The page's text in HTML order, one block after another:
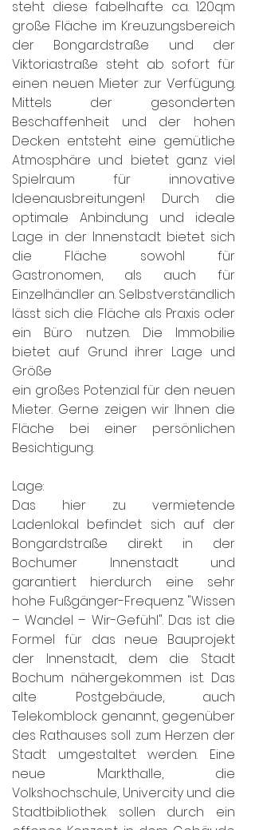
steht diese fabelhafte ca. 120qm
große Fläche im Kreuzungsbereich
der Bongardstraße und der
Viktoriastraße steht ab sofort für
einen neuen Mieter zur Verfügung.
Mittels der gesonderten
Beschaffenheit und der hohen
Decken entsteht eine gemütliche
Atmosphäre und bietet ganz viel
Spielraum für innovative
Ideenausbreitungen! Durch die
optimale Anbindung und ideale
Lage in der Innenstadt bietet sich
die Fläche sowohl für
Gastronomen, als auch für
Einzelhändler an. Selbstverständlich
lässt sich die Fläche als Praxis oder
ein Büro nutzen. Die Immobilie
bietet auf Grund ihrer Lage und
Größe
ein großes Potenzial für den neuen
Mieter. Gerne zeigen wir Ihnen die
Fläche bei einer persönlichen
Besichtigung.
Lage:
Das hier zu vermietende
Ladenlokal befindet sich auf der
Bongardstraße direkt in der
Bochumer Innenstadt und
garantiert hierdurch eine sehr
hohe Fußgänger-Frequenz. "Wissen
– Wandel – Wir-Gefühl". Das ist die
Formel für das neue Bauprojekt
der Innenstadt, dem die Stadt
Bochum nähergekommen ist. Das
alte Postgebäude, auch
Telekomblock genannt, gegenüber
des Rathauses soll zum Herzen der
Stadt umgestaltet werden. Eine
neue Markthalle, die
Volkshochschule, Univercity und die
Stadtbibliothek sollen durch ein